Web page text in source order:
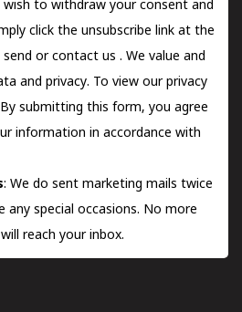
wish to withdraw your consent and
click the unsubscribe link at the
orcontact us . We value and
and privacy. To view our privacy
By submitting this form, you agree
information in accordance with
: We do sent marketing mails twice
any special occasions. No more
reach your inbox.